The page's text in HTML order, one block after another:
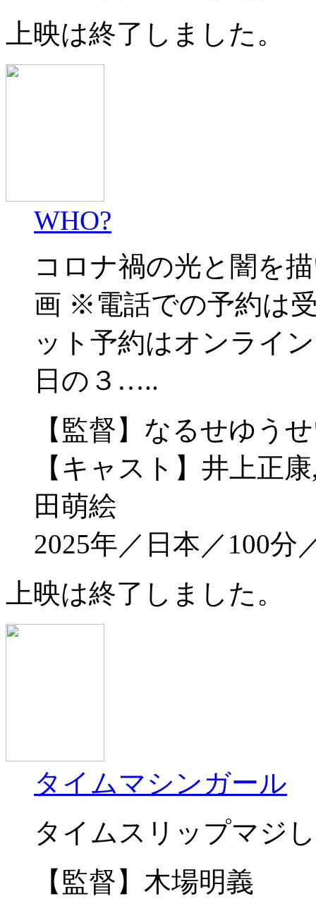
上映は終了しました。
WHO?
コロナ禍の光と闇を
画 ※電話での予約は
ット予約はオンライ
日の３…..
【監督】なるせゆう
【キャスト】井上正
田萌絵
2025年／日本／100
上映は終了しました。
タイムマシンガール
タイムスリップマジ
【監督】木場明義